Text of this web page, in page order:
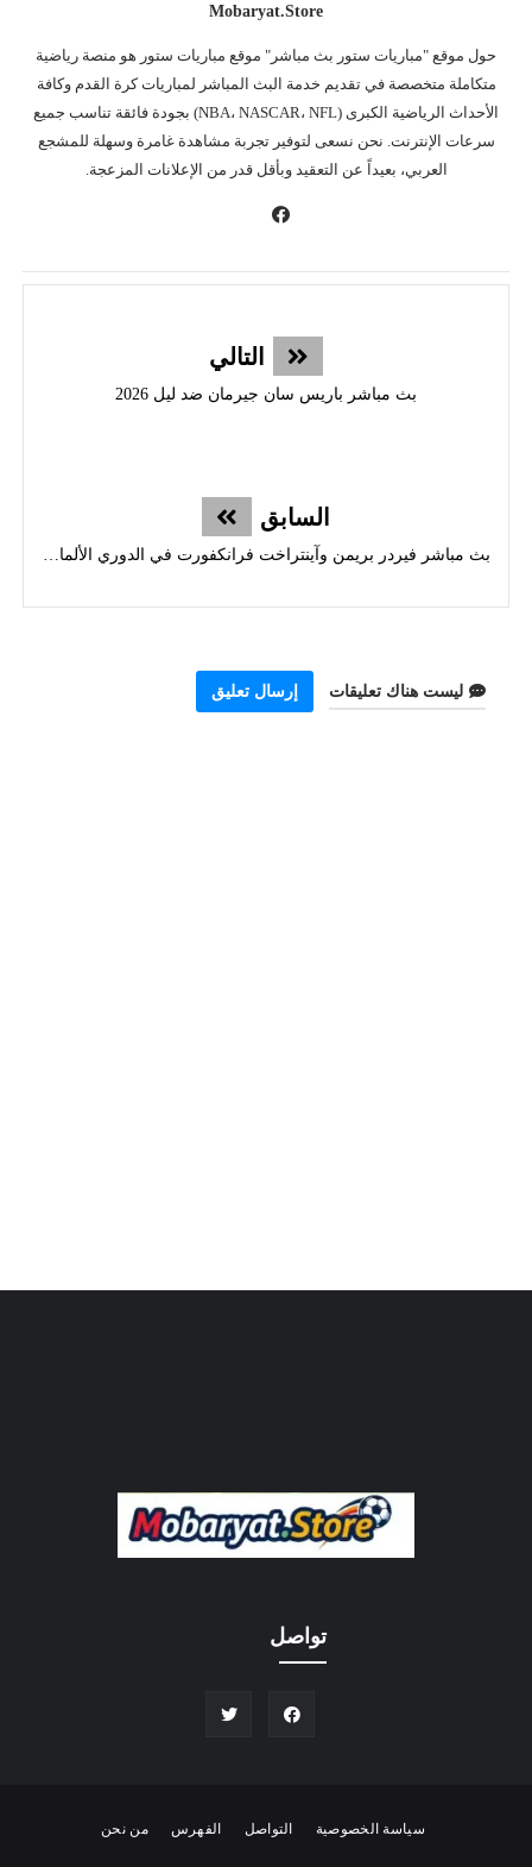
Mobaryat.store
حول موقع "مباريات ستور بث مباشر" موقع مباريات ستور هو منصة رياضية
متكاملة متخصصة في تقديم خدمة البث المباشر لمباريات كرة القدم وكافة
الأحداث الرياضية الكبرى (NBA، NASCAR، NFL) بجودة فائقة تناسب جميع
سرعات الإنترنت. نحن نسعى لتوفير تجربة مشاهدة غامرة وسهلة للمشجع
العربي، بعيداً عن التعقيد وبأقل قدر من الإعلانات المزعجة.
التالي
بث مباشر باريس سان جيرمان ضد ليل 2026
السابق
ليست هناك تعليقات إرسال تعليق
تواصل
سياسة الخصوصية التواصل الفهرس من نحن